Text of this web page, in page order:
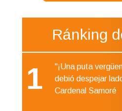
Ránking
1
"¡Una puta
debió despejar
Cardenal Samoré